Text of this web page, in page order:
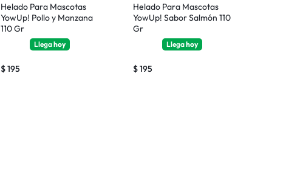
Helado Para Mascotas
YowUp! Pollo y Manzana
110 Gr
Llegahoy
$195
Helado Para Mascotas
YowUp! Sabor Salmón 110
Gr
Llegahoy
$195